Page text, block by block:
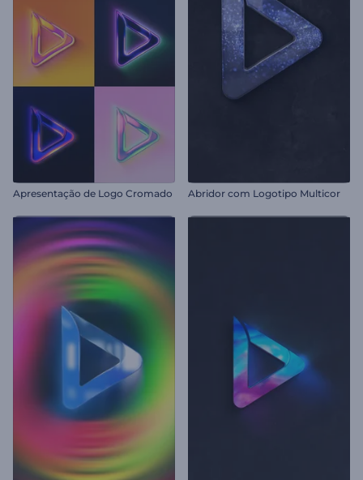
Apresentação de Logo Cromado Abridor com Logotipo Multicor